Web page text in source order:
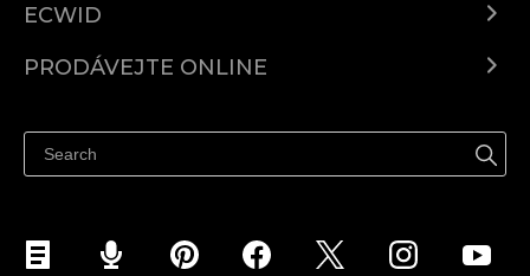
ECWID
Ceny
PRODÁVEJTE ONLINE
Prodávejte na Facebooku
Prodávejte na Instagramu